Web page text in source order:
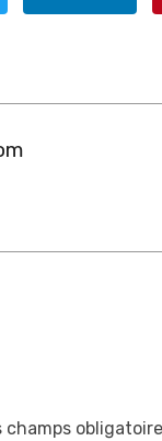
champs